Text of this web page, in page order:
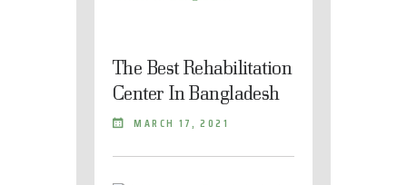
The Best Rehabilitation
Center In Bangladesh
MARCH 17, 2021